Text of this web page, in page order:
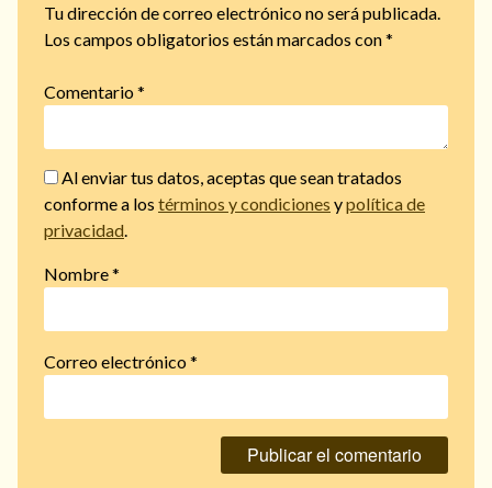
Tu dirección de correo electrónico no será publicada.
Los campos obligatorios están marcados con*
Comentario*
Al enviar tus datos, aceptas que sean tratados
conforme a los términos y condiciones ypolítica de
privacidad
Nombre*
Correo electrónico*